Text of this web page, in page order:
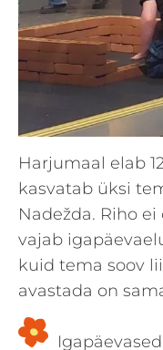
Harjumaal elab
kasvatab üksi
Nadežda. Riho
vajab
kuid tema soov
avastada on